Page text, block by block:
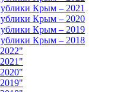
Крым – 2021
Крым – 2020
Крым – 2019
Крым – 2018